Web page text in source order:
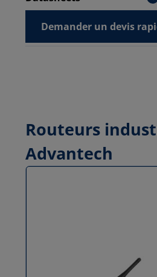
Demander un devis
Routeurs
Advantech